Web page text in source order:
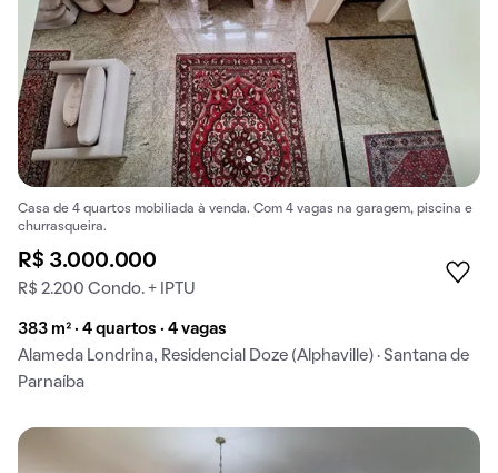
Casa de 4 quartos mobiliada à venda. Com 4 vagas na garagem, piscina e
churrasqueira.
R$ 3.000.000
R$ 2.200 Condo. + IPTU
383 m² · 4 quartos · 4 vagas
Alameda Londrina, Residencial Doze (Alphaville) · Santana de
Parnaíba